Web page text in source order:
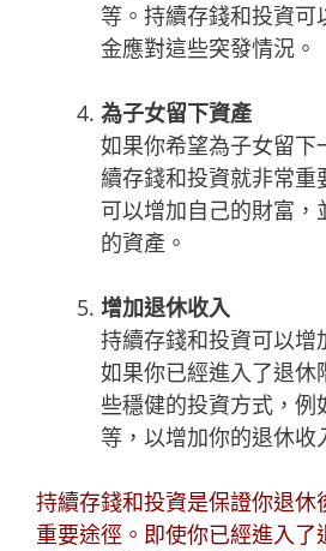
等。持續存錢和投資可
金應對這些突發情況。
為子女留下資產
如果你希望為子女留下
續存錢和投資就非常重
可以增加自己的財富，
的資產。
增加退休收入
持續存錢和投資可以增
如果你已經進入了退休
些穩健的投資方式，例
等，以增加你的退休收
持續存錢和投資是保證你退休
重要途徑。即使你已經進入了